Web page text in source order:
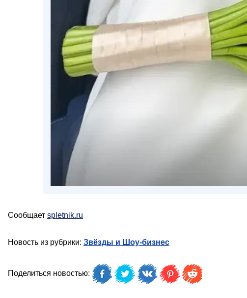
Сообщает spletnik.ru
Новость из рубрики: Звёзды и Шоу-бизнес
Поделиться новостью: